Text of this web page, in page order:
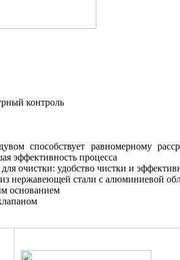
контроль
способствует равномерному
эффективность процесса
очистки: удобство чистки и
нержавеющей стали с алюминиевой
основанием